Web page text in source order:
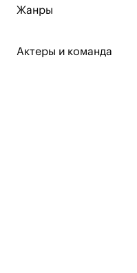
Жанры
Актеры и команда